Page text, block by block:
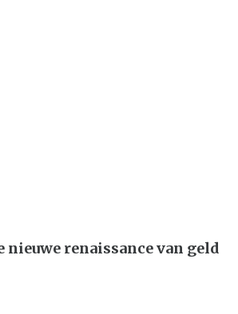
nieuwe renaissance van geld